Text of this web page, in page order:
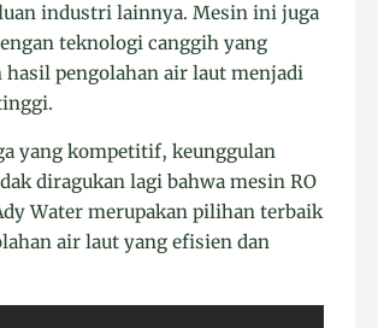
industri lainnya. Mesin ini juga
teknologi canggih yang
hasil pengolahan air laut menjadi
yang kompetitif, keunggulan
diragukan lagi bahwa mesin RO
Water merupakan pilihan terbaik
air laut yang efisien dan